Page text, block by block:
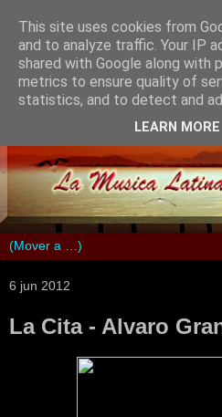
6 jun 2012
La Cita - Alvaro
This site uses cookies from
and to analyze traffic. Your IP
shared with Google along with
metrics to ensure quality of
statistics, and to detect and
LEARN MORE